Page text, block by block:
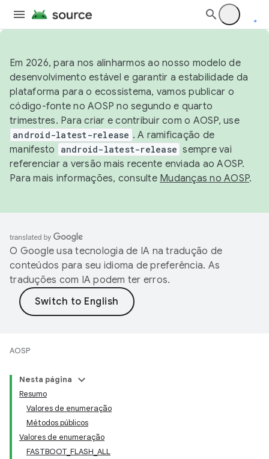
Em 2026, para nos alinharmos ao nosso modelo de
desenvolvimento estável e garantir a estabilidade da
plataforma para o ecossistema, vamos publicar o
código-fonte no AOSP no segundo e quarto
trimestres. Para criar e contribuir com o AOSP, use
android-latest-release . A ramificação de
manifesto
android-latest-release sempre vai
referenciar a versão mais recente enviada ao AOSP.
Para mais informações, consulte Mudanças no AOSP.
O Google usa tecnologia de IA na tradução de
conteúdos para seu idioma de preferência. As
traduções com IA podem ter erros.
AOSP
Nesta página
Resumo
Valores de enumeração
Métodos públicos
Valores de enumeração
FASTBOOT_FLASH_ALL